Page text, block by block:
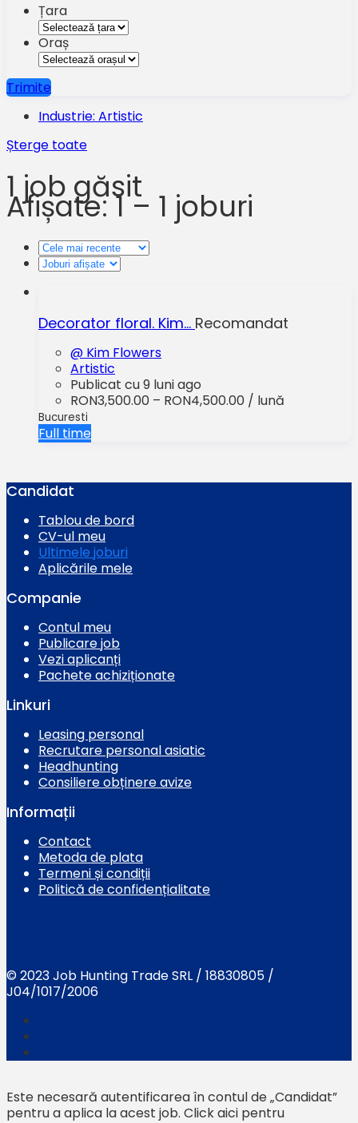
Țara
Oraș
Trimite
Industrie: Artistic
Șterge toate
1 job găsit
Afișate: 1 – 1 joburi
Decorator floral. Kim… Recomandat
@ Kim Flowers
Artistic
Publicat cu 9 luni ago
RON3,500.00 – RON4,500.00 / lună
Bucuresti
Full time
Candidat
Tablou de bord
CV-ul meu
Ultimele joburi
Aplicările mele
Companie
Contul meu
Publicare job
Vezi aplicanți
Pachete achiziționate
Linkuri
Leasing personal
Recrutare personal asiatic
Headhunting
Consiliere obținere avize
Informații
Contact
Metoda de plata
Termeni și condiții
Politică de confidențialitate
© 2023 Job Hunting Trade SRL / 18830805 /
J04/1017/2006
Este necesară autentificarea în contul de „Candidat”
pentru a aplica la acest job. Click aici pentru